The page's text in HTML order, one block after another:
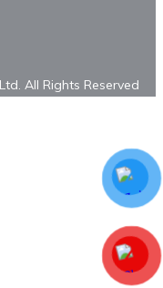
All Rights Reserved